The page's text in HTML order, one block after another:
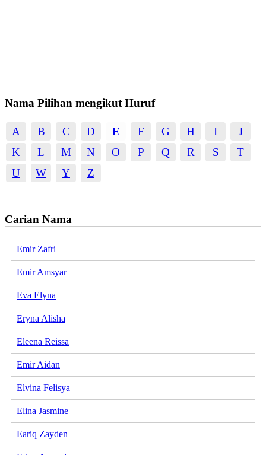
Nama Pilihan mengikut Huruf
A B C D E F G H I
J
K
L M N O P Q R S
T
U
W Y Z
Carian Nama
Emir Zafri
Emir Amsyar
Eva Elyna
Eryna Alisha
Eleena Reissa
Emir Aidan
Elvina Felisya
Elina Jasmine
Eariq Zayden